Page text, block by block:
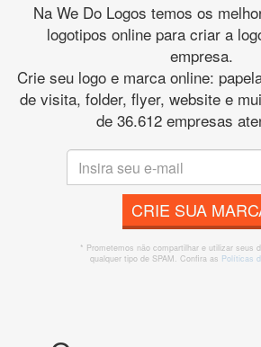
Na We Do Logos temos os
logotipos online para criar a
empresa.
Crie seu logo e marca online:
de visita, folder, flyer, website e
de 36.612 empresas
CRIE SUA
* Prometemos não compartilhar e utilizar seus
qualquer tipo de SPAM. Confira as Políticas